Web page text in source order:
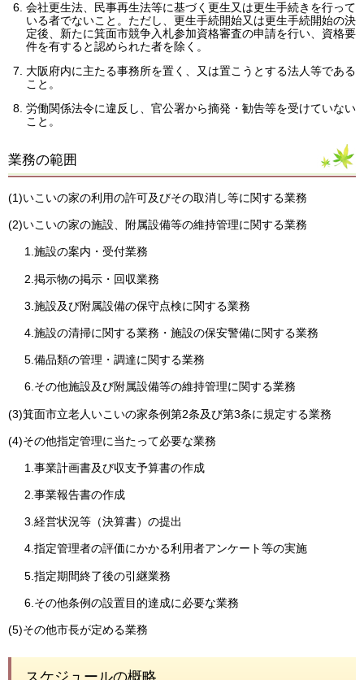
会社更生法、民事再生法等に基づく更生又は更生手続きを行って
いる者でないこと。ただし、更生手続開始又は更生手続開始の決
定後、新たに箕面市競争入札参加資格審査の申請を行い、資格要
件を有すると認められた者を除く。
大阪府内に主たる事務所を置く、又は置こうとする法人等である
こと。
労働関係法令に違反し、官公署から摘発・勧告等を受けていない
こと。
業務の範囲
(1)いこいの家の利用の許可及びその取消し等に関する業務
(2)いこいの家の施設、附属設備等の維持管理に関する業務
1.施設の案内・受付業務
2.掲示物の掲示・回収業務
3.施設及び附属設備の保守点検に関する業務
4.施設の清掃に関する業務・施設の保安警備に関する業務
5.備品類の管理・調達に関する業務
6.その他施設及び附属設備等の維持管理に関する業務
(3)箕面市立老人いこいの家条例第2条及び第3条に規定する業務
(4)その他指定管理に当たって必要な業務
1.事業計画書及び収支予算書の作成
2.事業報告書の作成
3.経営状況等（決算書）の提出
4.指定管理者の評価にかかる利用者アンケート等の実施
5.指定期間終了後の引継業務
6.その他条例の設置目的達成に必要な業務
(5)その他市長が定める業務